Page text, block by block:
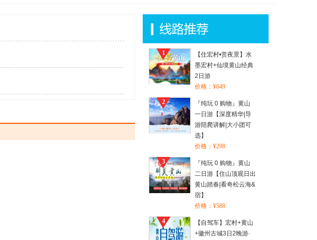
1
【住宏村•赏夜景】水
墨宏村+仙境黄山经典
2日游
价格：¥649
2
『纯玩 0 购物』黄山
一日游【深度精华|导
游陪爬讲解|大小团可
选】
价格：¥298
3
『纯玩 0 购物』黄山
二日游【住山顶观日出
黄山踏春|看奇松云海&
宿】
价格：¥588
4
【自驾车】宏村+黄山
+徽州古城3日2晚游·